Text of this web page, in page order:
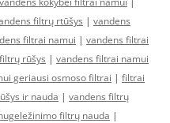
filtrų rtūšys | vandens
filtrai namui | vandens filtrai
rūšys | vandens filtrai namui
geriausi osmoso filtrai | filtrai
ir nauda | vandens filtrų
filtrų nauda |